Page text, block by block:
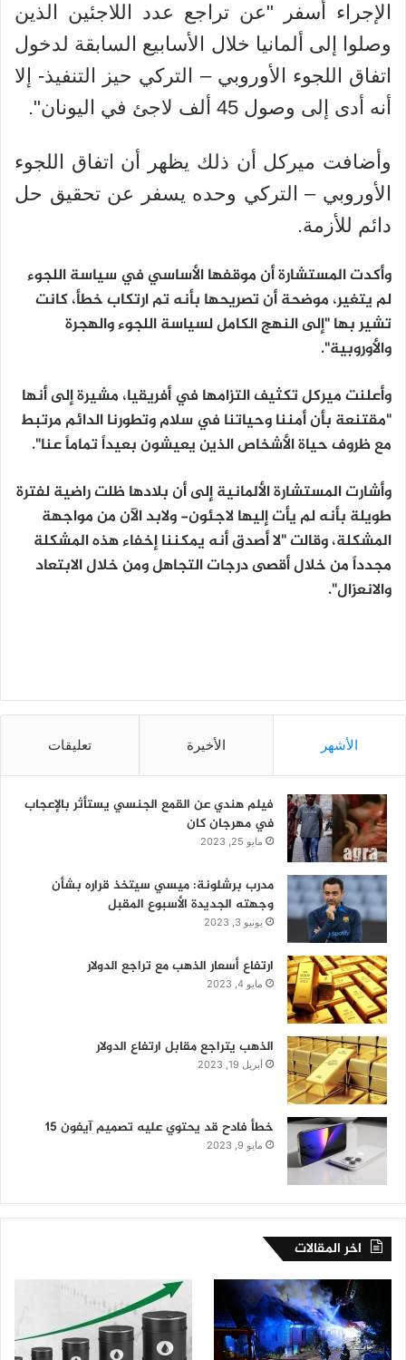
الإجراء أسفر "عن تراجع عدد اللاجئين الذين
وصلوا إلى ألمانيا خلال الأسابيع السابقة لدخول
اتفاق اللجوء الأوروبي – التركي حيز التنفيذ- إلا
أنه أدى إلى وصول 45 ألف لاجئ في اليونان".
وأضافت ميركل أن ذلك يظهر أن اتفاق اللجوء
الأوروبي – التركي وحده يسفر عن تحقيق حل
دائم للأزمة.
وأكدت المستشارة أن موقفها الأساسي في سياسة اللجوء
لم يتغير، موضحة أن تصريحها بأنه تم ارتكاب خطأ، كانت
تشير بها "إلى النهج الكامل لسياسة اللجوء والهجرة
والأوروبية".
وأعلنت ميركل تكثيف التزامها في أفريقيا، مشيرة إلى أنها
"مقتنعة بأن أمننا وحياتنا في سلام وتطورنا الدائم مرتبط
مع ظروف حياة الأشخاص الذين يعيشون بعيداً تماماً عنا".
وأشارت المستشارة الألمانية إلى أن بلادها ظلت راضية لفترة
طويلة بأنه لم يأت إليها لاجئون- ولابد الآن من مواجهة
المشكلة، وقالت "لا أصدق أنه يمكننا إخفاء هذه المشكلة
مجدداً من خلال أقصى درجات التجاهل ومن خلال الابتعاد
والانعزال".
الأشهر الأخيرة تعليقات
فيلم هندي عن القمع الجنسي يستأثر بالإعجاب
في مهرجان كان
مايو 25, 2023
مدرب برشلونة: ميسي سيتخذ قراره بشأن
وجهته الجديدة الأسبوع المقبل
يونيو 3, 2023
ارتفاع أسعار الذهب مع تراجع الدولار
مايو 4, 2023
الذهب يتراجع مقابل ارتفاع الدولار
أبريل 19, 2023
خطأ فادح قد يحتوي عليه تصميم آيفون 15
مايو 9, 2023
اخر المقالات